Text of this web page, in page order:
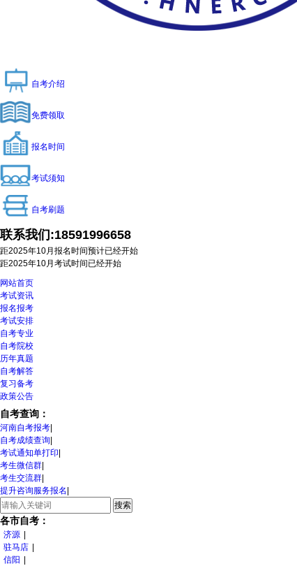
自考介绍
免费领取
报名时间
考试须知
自考刷题
联系我们:18591996658
距2025年10月报名时间预计已经开始
距2025年10月考试时间已经开始
网站首页
考试资讯
报名报考
考试安排
自考专业
自考院校
历年真题
自考解答
复习备考
政策公告
自考查询：
河南自考报考
自考成绩查询
考试通知单打印
考生微信群
考生交流群
提升咨询服务报名
各市自考：
济源
驻马店
信阳